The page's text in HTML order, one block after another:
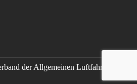
der Allgemeinen Luftfahrt e.V.